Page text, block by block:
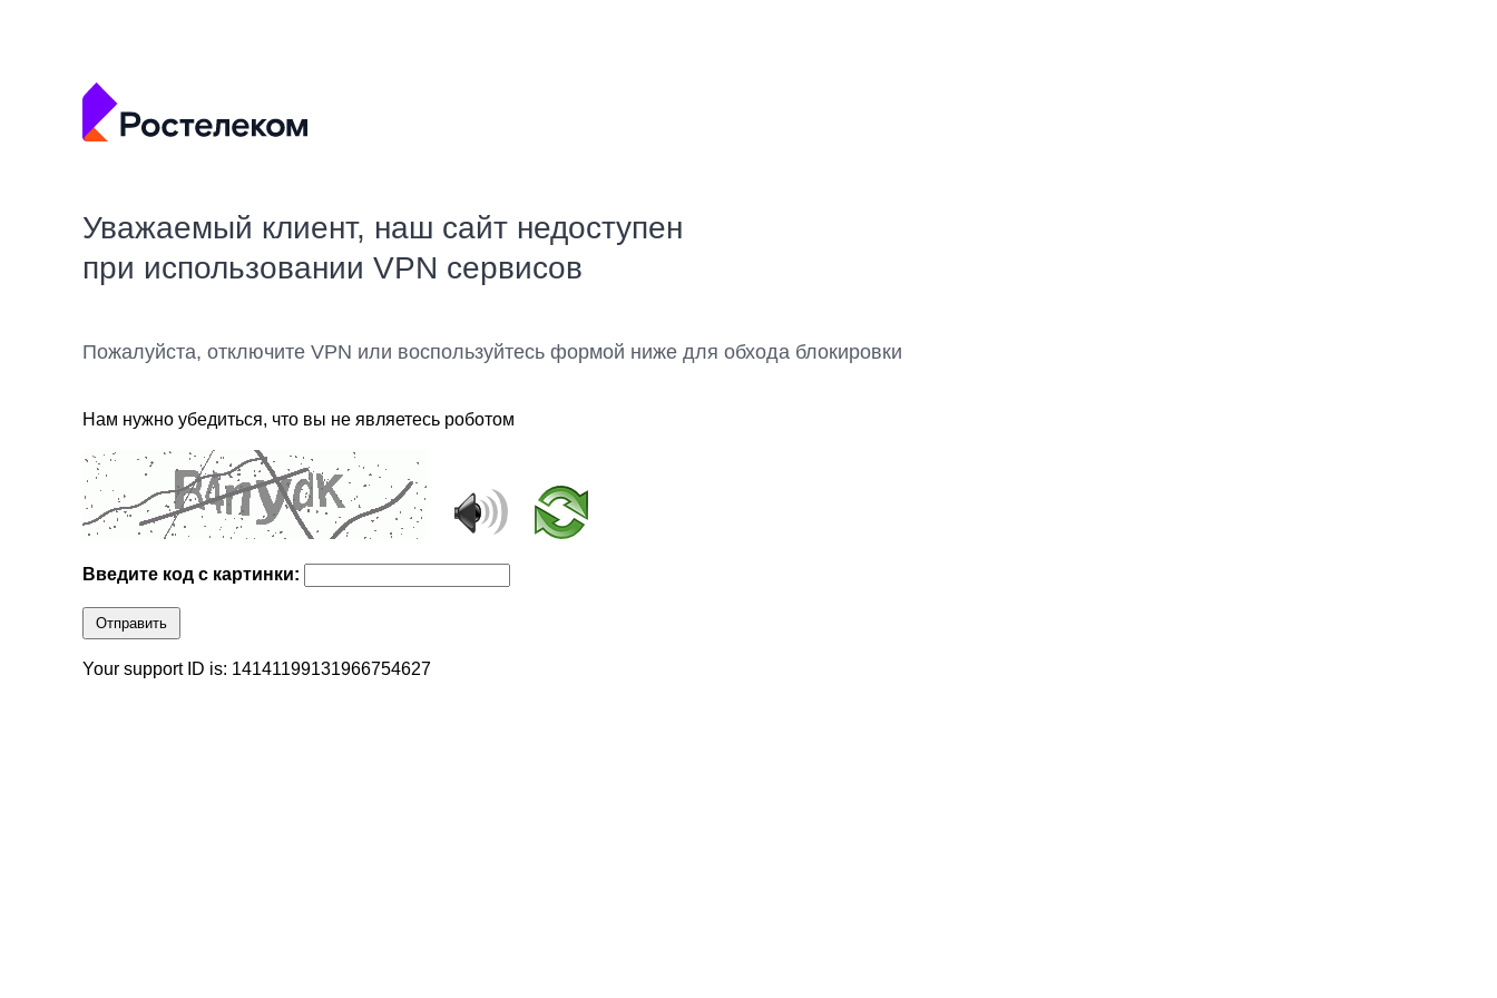
Уважаемый клиент, наш сайт недоступен
при использовании VPN сервисов
Пожалуйста, отключите VPN или воспользуйтесь формой ниже для обхода блокировки
Нам нужно убедиться, что вы не являетесь роботом
Введите код с картинки:
Отправить
Your support ID is: 14141199131966754627